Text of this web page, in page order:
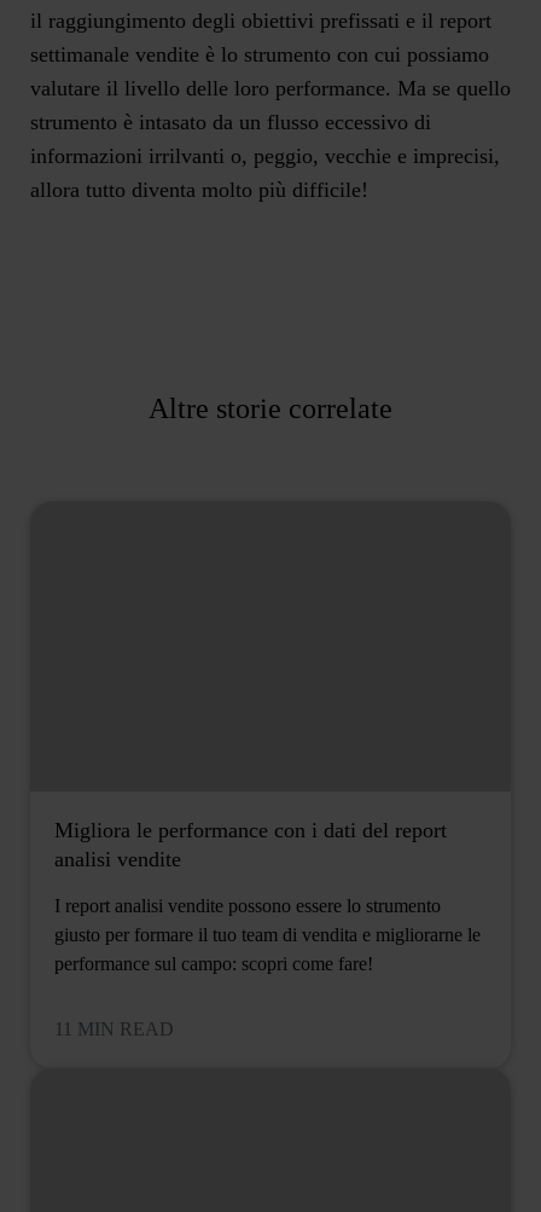
il raggiungimento degli obiettivi prefissati e il report
settimanale vendite è lo strumento con cui possiamo
valutare il livello delle loro performance. Ma se quello
strumento è intasato da un flusso eccessivo di
informazioni irrilvanti o, peggio, vecchie e imprecisi,
allora tutto diventa molto più difficile!
Altre storie correlate
Migliora le performance con i dati del report
analisi vendite
I report analisi vendite possono essere lo strumento
giusto per formare il tuo team di vendita e migliorarne le
performance sul campo: scopri come fare!
11 MIN READ